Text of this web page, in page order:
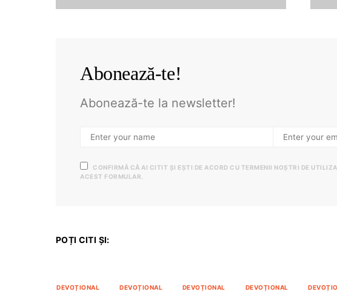
Abonează-te!
Abonează-te la newsletter!
CONFIRMĂ CĂ AI CITIT ȘI EȘTI DE ACORD CU TERMENII NOȘTRI DE
ACEST FORMULAR.
POȚI CITI ȘI:
DEVOȚIONAL DEVOȚIONAL DEVOȚIONAL DEVOȚIONAL